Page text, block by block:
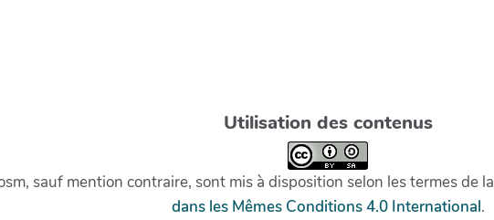
Utilisation des contenus
sauf mention contraire, sont mis à disposition selon les termes de la
dans les Mêmes Conditions 4.0 International.